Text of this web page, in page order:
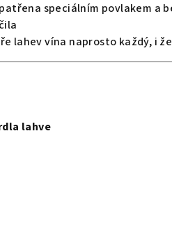
hrnců FUSIONTEC MINERAL
speciálním povlakem a
lahev vína naprosto každý, i
lahve